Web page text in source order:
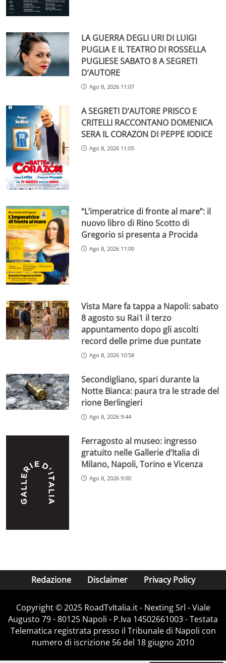
LA GUERRA DEGLI URI DI LUIGI
PUGLIA E IL TEATRO DI ROSSELLA
PUGLIESE SABATO 8 A SEGRETI
D’AUTORE
Ago 8, 2026 11:07
A SEGRETI D’AUTORE PRISCO E
CRITELLI RACCONTANO DOMENICA
SERA IL CORAZON DI PEPPE IODICE
Ago 8, 2026 11:05
“L’imperatrice di fronte al mare”: il
nuovo libro di Rino Scotto di
Gregorio si presenta a Procida
Ago 8, 2026 11:00
Vista Mare fa tappa a Napoli: sabato
8 agosto su Rai1 il terzo
appuntamento dopo gli ascolti
record delle prime due puntate
Ago 8, 2026 10:58
Secondigliano, spari durante la
Notte Bianca: paura tra le strade del
rione Berlingieri
Ago 8, 2026 9:44
Ferragosto al museo: ingresso
gratuito nelle Gallerie d’Italia di
Milano, Napoli, Torino e Vicenza
Ago 8, 2026 9:00
Redazione Disclaimer Privacy Policy
Copyright ©️ 2025 RoadTvItalia.it - Nexting Srl - Viale
Augusto 79 - 80125 Napoli - P.Iva 14502661003 - Testata
Telematica registrata presso il Tribunale di Napoli con
numero di iscrizione 56 del 18 giugno 2010